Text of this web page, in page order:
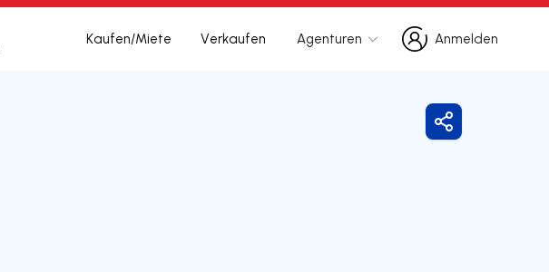
Kaufen/Miete Verkaufen Agenturen
Anmelden
Anmelden
Freigeben